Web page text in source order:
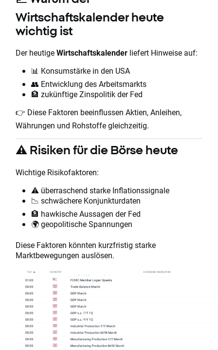
Wirtschaftskalender heute
wichtig ist
Der heutigeWirtschaftskalender liefert Hinweise auf:
📊 Konsumstärke in den USA
👥 Entwicklung des Arbeitsmarkts
🏦 zukünftige Zinspolitik der Fed
👉 Diese Faktoren beeinflussen Aktien, Anleihen,
Währungen und Rohstoffe gleichzeitig.
⚠️ Risiken für die Börse heute
Wichtige Risikofaktoren:
⚠️ überraschend starke Inflationssignale
📉 schwächere Konjunkturdaten
🏦 hawkische Aussagen der Fed
🌍 geopolitische Spannungen
Diese Faktoren könnten kurzfristig starke
Marktbewegungen auslösen.